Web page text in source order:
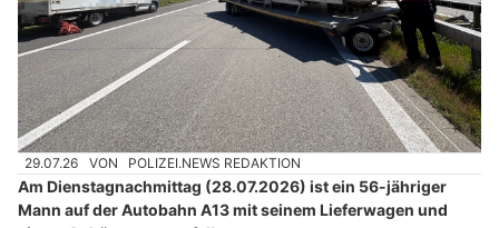
29.07.26 VON POLIZEI.NEWS REDAKTION
Am Dienstagnachmittag (28.07.2026) ist ein 56-jähriger
Mann auf der Autobahn A13 mit seinem Lieferwagen und